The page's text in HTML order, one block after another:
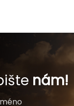
nám!